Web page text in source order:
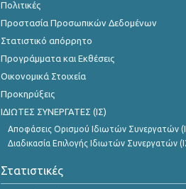
Νοεμβρίου 2023
Σεπτεμβρίου 2023
Αυγούστου 2023
Ιουλίου 2023
Μαΐου 2023
Πολιτικές
Προστασία Προσωπικών Δεδομένων
Στατιστικό απόρρητο
Προγράμματα και Εκθέσεις
Οικονομικά Στοιχεία
Προκηρύξεις
ΙΔΙΩΤΕΣ ΣΥΝΕΡΓΑΤΕΣ (ΙΣ)
Αποφάσεις Ορισμού Ιδιωτών Συνεργατών
Διαδικασία Επιλογής Ιδιωτών Συνεργατών
Στατιστικές